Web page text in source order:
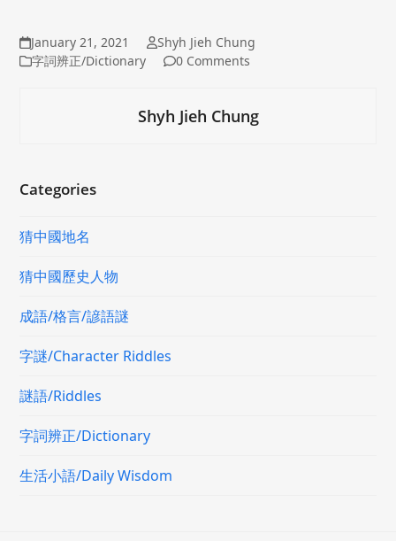
January 21, 2021
Shyh Jieh Chung
字詞辨正/Dictionary
0 Comments
Shyh Jieh Chung
Categories
猜中國地名
猜中國歷史人物
成語/格言/諺語謎
字謎/Character Riddles
謎語/Riddles
字詞辨正/Dictionary
生活小語/Daily Wisdom